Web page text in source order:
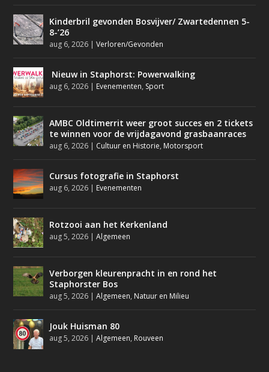
Kinderbril gevonden Bosvijver/ Zwartedennen 5-
8-’26
aug 6, 2026 |Verloren/Gevonden
Nieuw in Staphorst: Powerwalking
aug 6, 2026 | Evenementen, Sport
AMBC Oldtimerrit weer groot succes en 2 tickets
te winnen voor de vrijdagavond grasbaanraces
aug 6, 2026 | Cultuur en Historie, Motorsport
Cursus fotografie in Staphorst
aug 6, 2026 | Evenementen
Rotzooi aan het Kerkenland
aug 5, 2026 |Algemeen
Verborgen kleurenpracht in en rond het
Staphorster Bos
aug 5, 2026 |Algemeen, Natuur en Milieu
Jouk Huisman 80
aug 5, 2026 |Algemeen, Rouveen